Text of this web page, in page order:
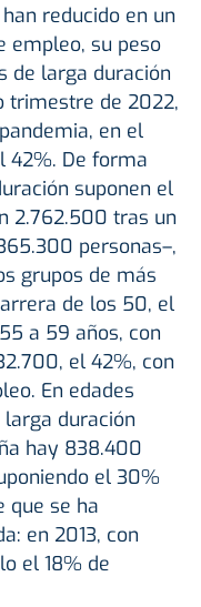
reducido en un
empleo, su peso
de larga duración
trimestre de 2022,
en el
42%. De forma
suponen el
2.762.500 tras un
personas–,
grupos de más
de los 50, el
a 59 años, con
el 42%, con
En edades
duración
hay 838.400
el 30%
que se ha
en 2013, con
el 18% de